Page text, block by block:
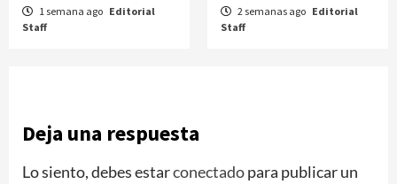
1 semana ago Editorial
Staff
2 semanas ago Editorial
Staff
Deja una respuesta
Lo siento, debes estarconectadopara publicar un